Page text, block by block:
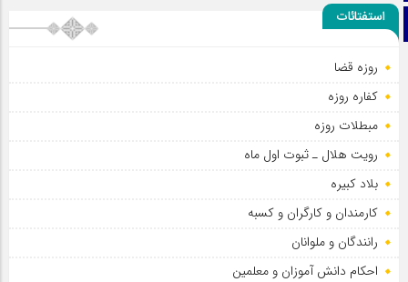
تلگراماستفتائات
روزه قضا
کفاره روزه
مبطلات روزه
رویت هلال ـ ثبوت اول ماه
بلاد کبیره
کارمندان و کارگران و کسبه
رانندگان و ملوانان
احکام دانش آموزان و معلمین